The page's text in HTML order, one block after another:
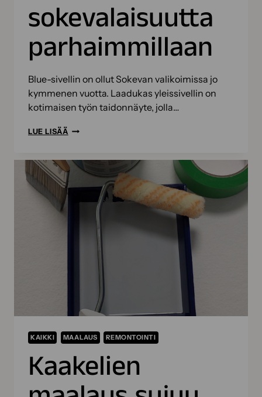
sokevalaisuutta
parhaimmillaan
Blue-sivellin on ollut Sokevan valikoimissa jo
kymmenen vuotta. Laadukas yleissivellin on
kotimaisen työn taidonnäyte, jolla…
LUE LISÄÄ BLUE-
ON
SOKEVALAISUUTTA
PARHAIMMILLAAN
KAIKKI MAALAUS REMONTOINTI
Kaakelien